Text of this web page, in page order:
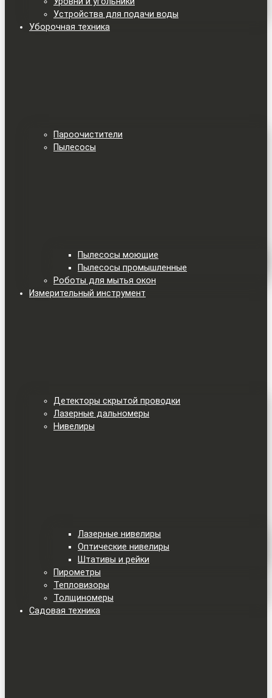
Устройства для подачи воды
Уборочная техника
Пароочистители
Пылесосы
Пылесосы моющие
Пылесосы промышленные
Роботы для мытья окон
Измерительный инструмент
Детекторы скрытой проводки
Лазерные дальномеры
Нивелиры
Лазерные нивелиры
Оптические нивелиры
Штативы и рейки
Пирометры
Тепловизоры
Толщиномеры
Садовая техника